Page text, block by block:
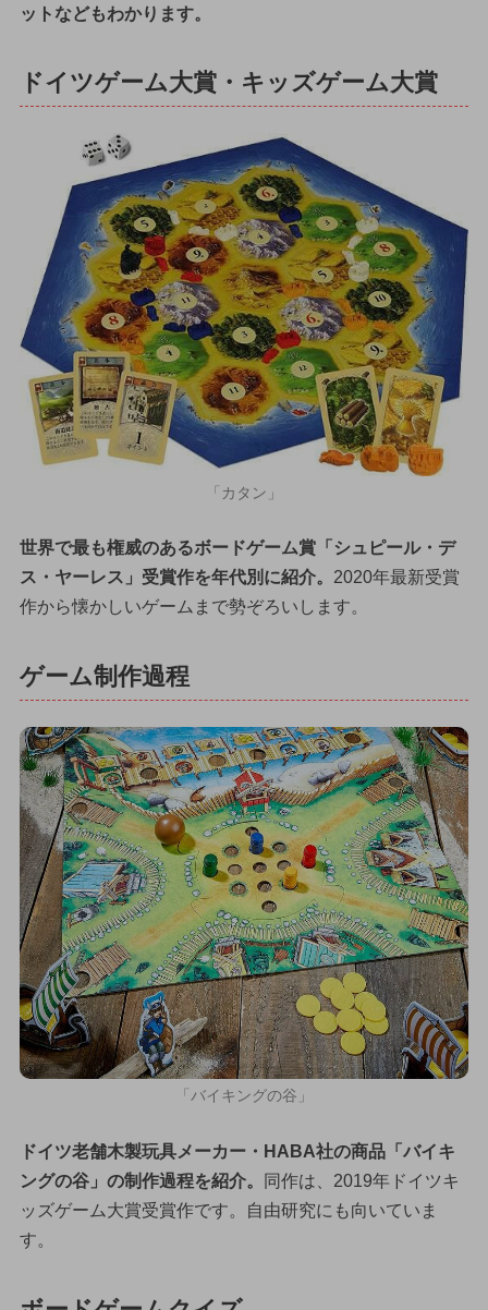
ットなどもわかります。
ドイツゲーム大賞・キッズゲーム大賞
「カタン」
世界で最も権威のあるボードゲーム賞「シュピール・デ
ス・ヤーレス」受賞作を年代別に紹介。 2020年最新受賞
作から懐かしいゲームまで勢ぞろいします。
ゲーム制作過程
「バイキングの谷」
ドイツ老舗木製玩具メーカー・HABA社の商品「バイキ
ングの谷」の制作過程を紹介。
同作は、2019年ドイツキ
ッズゲーム大賞受賞作です。自由研究にも向いていま
す。